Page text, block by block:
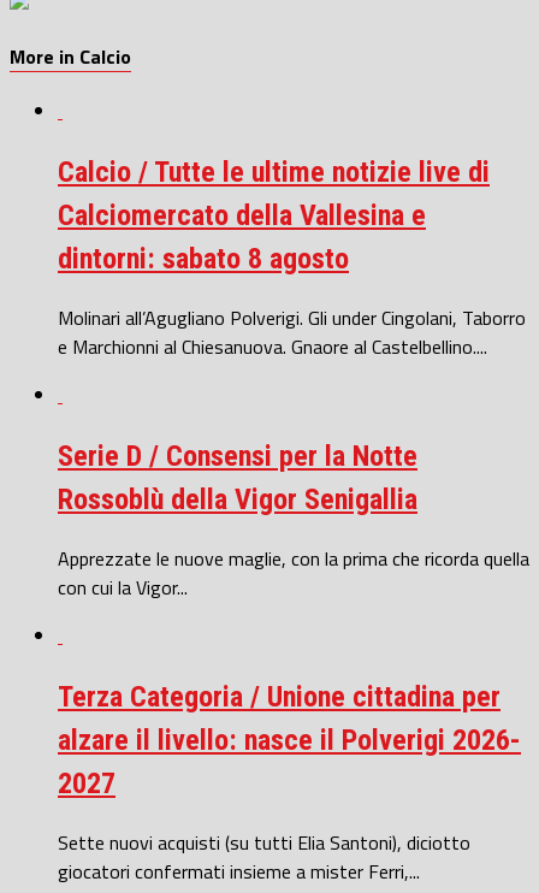
More in Calcio
Calcio / Tutte le ultime notizie live di
Calciomercato della Vallesina e
dintorni: sabato 8 agosto
Molinari all’Agugliano Polverigi. Gli under Cingolani, Taborro
e Marchionni al Chiesanuova. Gnaore al Castelbellino....
Serie D / Consensi per la Notte
Rossoblù della Vigor Senigallia
Apprezzate le nuove maglie, con la prima che ricorda quella
con cui la Vigor...
Terza Categoria / Unione cittadina per
alzare il livello: nasce il Polverigi 2026-
2027
Sette nuovi acquisti (su tutti Elia Santoni), diciotto
giocatori confermati insieme a mister Ferri,...